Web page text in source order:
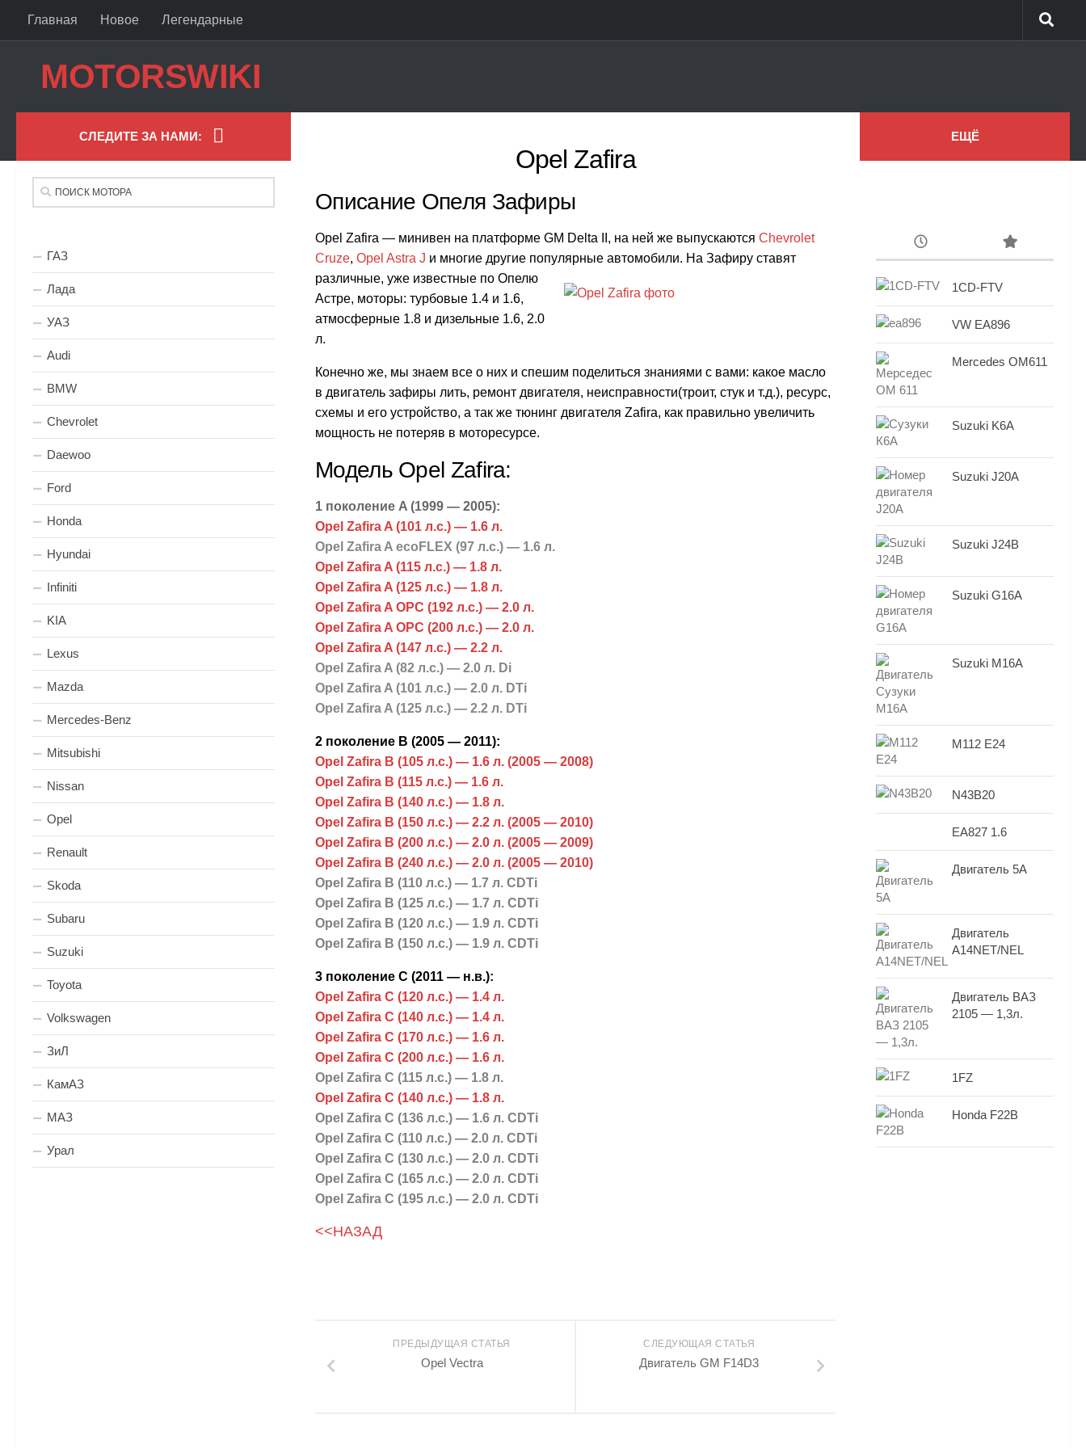
Skip to content
Главная Новое Легендарные
MOTORSWIKI
Opel Zafira
Описание Опеля Зафиры
Opel Zafira — минивен на платформе GM Delta II, на ней же выпускаются Chevrolet
Cruze, Opel Astra J и многие другие популярные автомобили. На Зафиру ставят
различные, уже известные по Опелю
Астре, моторы: турбовые 1.4 и 1.6,
атмосферные 1.8 и дизельные 1.6, 2.0
л.
Конечно же, мы знаем все о них и спешим поделиться знаниями с вами: какое масло
в двигатель зафиры лить, ремонт двигателя, неисправности(троит, стук и т.д.), ресурс,
схемы и его устройство, а так же тюнинг двигателя Zafira, как правильно увеличить
мощность не потеряв в моторесурсе.
Модель Opel Zafira:
1 поколение A (1999 — 2005):
Opel Zafira A (101 л.с.) — 1.6 л.
Opel Zafira A ecoFLEX (97 л.с.) — 1.6 л.
Opel Zafira A (115 л.с.) — 1.8 л.
Opel Zafira A (125 л.с.) — 1.8 л.
Opel Zafira A OPC (192 л.с.) — 2.0 л.
Opel Zafira A OPC (200 л.с.) — 2.0 л.
Opel Zafira A (147 л.с.) — 2.2 л.
Opel Zafira A (82 л.с.) — 2.0 л. Di
Opel Zafira A (101 л.с.) — 2.0 л. DTi
Opel Zafira A (125 л.с.) — 2.2 л. DTi
2 поколение B (2005 — 2011):
Opel Zafira B (105 л.с.) — 1.6 л. (2005 — 2008)
Opel Zafira B (115 л.с.) — 1.6 л.
Opel Zafira B (140 л.с.) — 1.8 л.
Opel Zafira B (150 л.с.) — 2.2 л. (2005 — 2010)
Opel Zafira B (200 л.с.) — 2.0 л. (2005 — 2009)
Opel Zafira B (240 л.с.) — 2.0 л. (2005 — 2010)
Opel Zafira B (110 л.с.) — 1.7 л. CDTi
Opel Zafira B (125 л.с.) — 1.7 л. CDTi
Opel Zafira B (120 л.с.) — 1.9 л. CDTi
Opel Zafira B (150 л.с.) — 1.9 л. CDTi
3 поколение С (2011 — н.в.):
Opel Zafira С (120 л.с.) — 1.4 л.
Opel Zafira С (140 л.с.) — 1.4 л.
Opel Zafira С (170 л.с.) — 1.6 л.
Opel Zafira С (200 л.с.) — 1.6 л.
Opel Zafira С (115 л.с.) — 1.8 л.
Opel Zafira С (140 л.с.) — 1.8 л.
Opel Zafira С (136 л.с.) — 1.6 л. CDTi
Opel Zafira С (110 л.с.) — 2.0 л. CDTi
Opel Zafira С (130 л.с.) — 2.0 л. CDTi
Opel Zafira С (165 л.с.) — 2.0 л. CDTi
Opel Zafira С (195 л.с.) — 2.0 л. CDTi
<<НАЗАД
СЛЕДУЮЩАЯ СТАТЬЯ
Двигатель GM F14D3
ПРЕДЫДУЩАЯ СТАТЬЯ
Opel Vectra
СЛЕДИТЕ ЗА НАМИ:
ГАЗ
Лада
УАЗ
Audi
BMW
Chevrolet
Daewoo
Ford
Honda
Hyundai
Infiniti
KIA
Lexus
Mazda
Mercedes-Benz
Mitsubishi
Nissan
Opel
Renault
Skoda
Subaru
Suzuki
Toyota
Volkswagen
ЗиЛ
КамАЗ
МАЗ
Урал
ЕЩЁ
1CD-FTV
VW EA896
Mercedes OM611
Suzuki K6A
Suzuki J20A
Suzuki J24B
Suzuki G16A
Suzuki M16A
M112 E24
N43B20
EA827 1.6
Двигатель 5A
Двигатель
A14NET/NEL
Двигатель ВАЗ
2105 — 1,3л.
1FZ
Honda F22B